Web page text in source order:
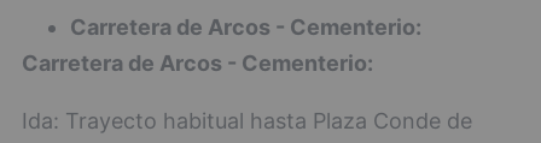
Carretera de Arcos - Cementerio:
Carretera de Arcos - Cementerio:
Ida: Trayecto habitual hasta Plaza Conde de